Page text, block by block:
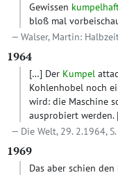
Gewissen
bloß mal
Walser, Martin:
1964
[…] Der Kumpel
Kohlenhobel noch
wird: die Maschine
ausprobiert werden.
Die Welt, 29. 2.1964, S.
1969
Das aber schien